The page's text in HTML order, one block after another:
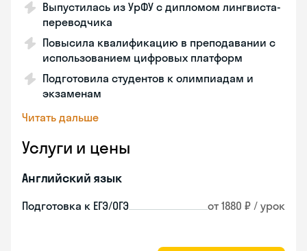
Выпустилась из УрФУ с дипломом лингвиста-
переводчика
Повысила квалификацию в преподавании с
использованием цифровых платформ
Подготовила студентов к олимпиадам и
экзаменам
Читать дальше
Услуги и цены
Английский язык
Подготовка к ЕГЭ/ОГЭ от 1880 ₽ / урок